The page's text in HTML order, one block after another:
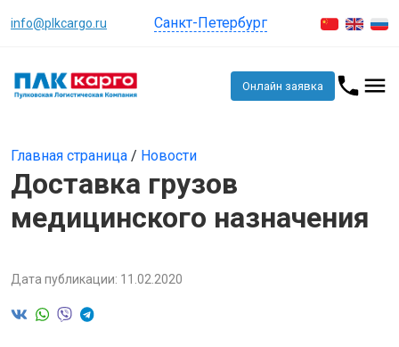
info@plkcargo.ru Санкт-Петербург
Онлайн заявка
Главная страница / Новости
Доставка грузов
медицинского назначения
Дата публикации: 11.02.2020